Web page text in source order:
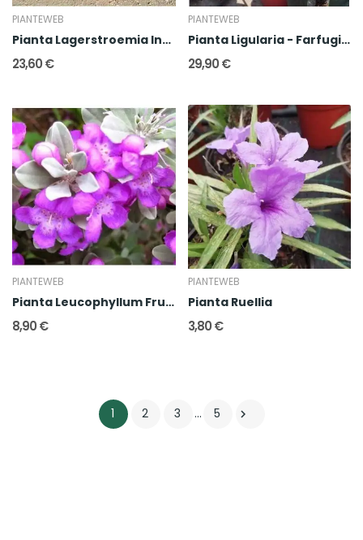
PIANTEWEB
Pianta Lagerstroemia Indica Dynamite
23,60 €
PIANTEWEB
Pianta Ligularia - Farfugium Japonicum
29,90 €
PIANTEWEB
Pianta Leucophyllum Frutescens
8,90 €
PIANTEWEB
Pianta Ruellia
3,80 €
1 2 3 … 5 